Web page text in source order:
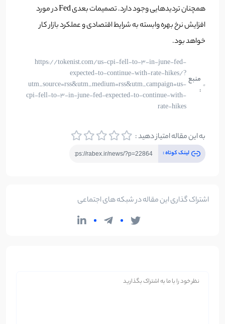
همچنان تردیدهایی وجود دارد. تصمیمات بعدی Fed در مورد
افزایش نرخ بهره وابسته به شرایط اقتصادی و عملکرد بازار کار
خواهد بود.
منبع
:
https://tokenist.com/us-cpi-fell-to-3-in-june-fed-
expected-to-continue-with-rate-hikes/?
utm_source=rss&utm_medium=rss&utm_campaign=us-
cpi-fell-to-3-in-june-fed-expected-to-continue-with-
rate-hikes
به این مقاله امتیاز دهید :
لینک کوتاه :
اشتراک گذاری این مقاله در شبکه های اجتماعی